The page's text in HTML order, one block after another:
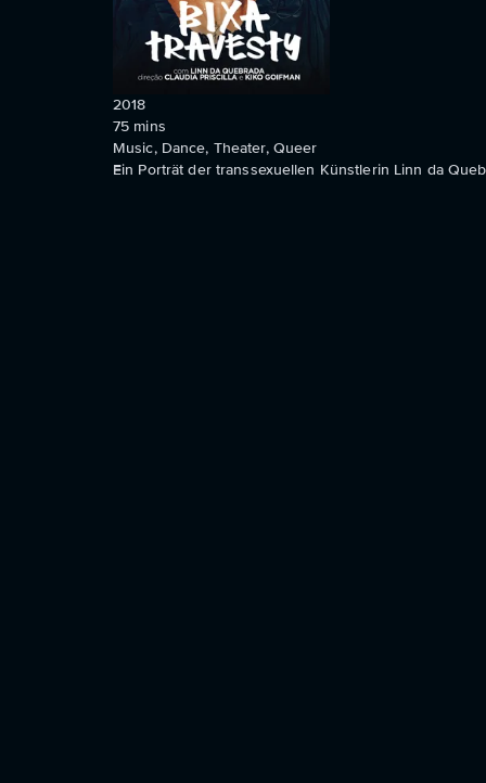
2018
75 mins
Music, Dance, Theater, Queer
Ein Porträt der transsexuellen Künstlerin Linn da